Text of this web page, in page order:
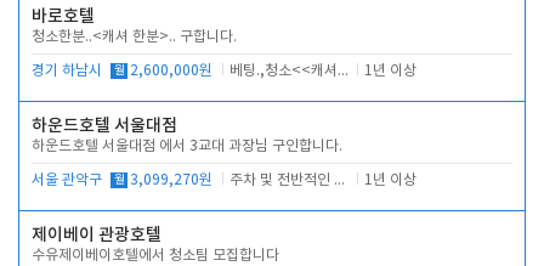
바로호텔
청소한분..<캐셔 한분>.. 구합니다.
경기 하남시 월 2,600,000원 베팅.,청소<<캐셔 모셔봅니다. 1년 이상
하운드호텔 서울대점
하운드호텔 서울대점 에서 3교대 과장님 구인합니다.
서울 관악구 월 3,099,270원 주차 및 전반적인 당번업무 1년 이상
제이베이 관광호텔
수유제이베이호텔에서 청소팀 모집합니다